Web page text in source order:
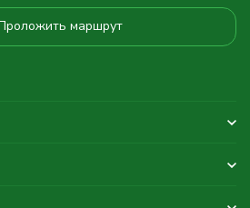
маршрут